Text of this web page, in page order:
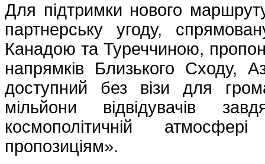
Для підтримки нового
партнерську угоду,
Канадою та Туреччиною,
напрямків Близького Сходу,
доступний без візи для
мільйони відвідувачів
космополітичній
пропозиціям».